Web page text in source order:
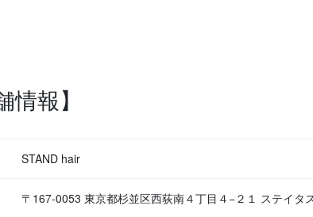
情報】
STAND hair
〒167-0053 東京都杉並区西荻南４丁目４−２１ ステイタ